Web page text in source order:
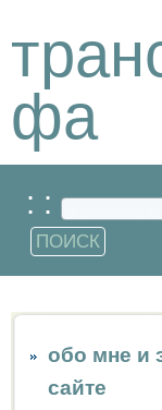
фа
: :
обо мне и
сайте